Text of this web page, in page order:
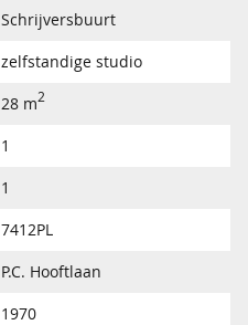
Schrijversbuurt
zelfstandige studio
28 m2
1
1
7412PL
P.C. Hooftlaan
1970